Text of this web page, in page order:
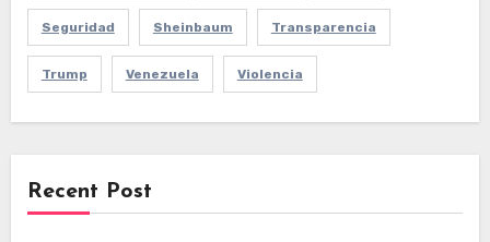
Seguridad Sheinbaum Transparencia
Trump Venezuela Violencia
Recent Post